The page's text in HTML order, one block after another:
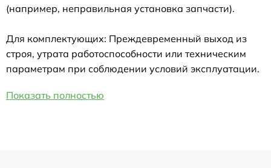
(например, неправильная установка запчасти).
Для комплектующих: Преждевременный выход из
строя, утрата работоспособности или техническим
параметрам при соблюдении условий эксплуатации.
Показать полностью